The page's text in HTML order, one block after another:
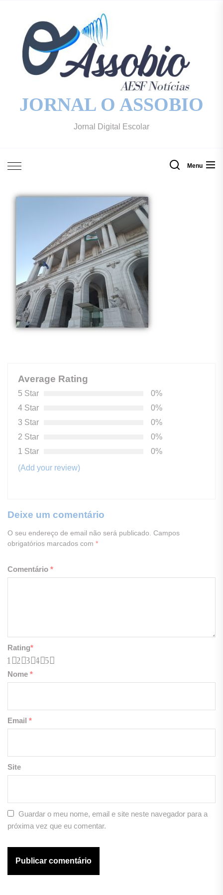
content
JORNAL O ASSOBIO
Jornal Digital Escolar
Menu
Average Rating
5 Star
0%
4 Star
0%
3 Star
0%
2 Star
0%
1 Star
0%
(Add your review)
Deixe um comentário
O seu endereço de email não será publicado. Campos
obrigatórios marcados com *
Comentário *
Rating*
5
4
3
2
1
Nome *
Email *
Site
Guardar o meu nome, email e site neste navegador para a
próxima vez que eu comentar.